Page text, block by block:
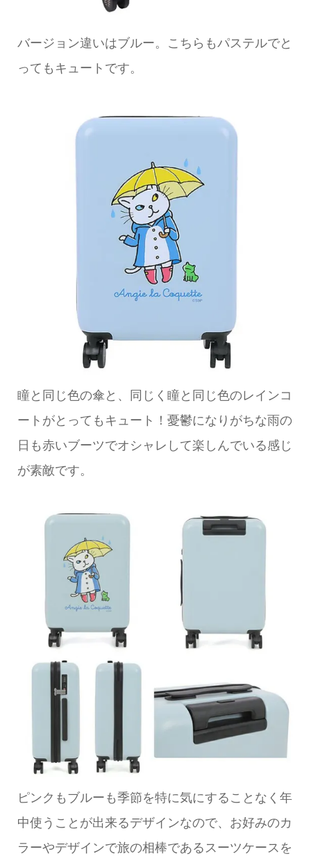
バージョン違いはブルー。こちらもパステルでと
ってもキュートです。
瞳と同じ色の傘と、同じく瞳と同じ色のレインコ
ートがとってもキュート！憂鬱になりがちな雨の
日も赤いブーツでオシャレして楽しんでいる感じ
が素敵です。
ピンクもブルーも季節を特に気にすることなく年
中使うことが出来るデザインなので、お好みのカ
ラーやデザインで旅の相棒であるスーツケースを